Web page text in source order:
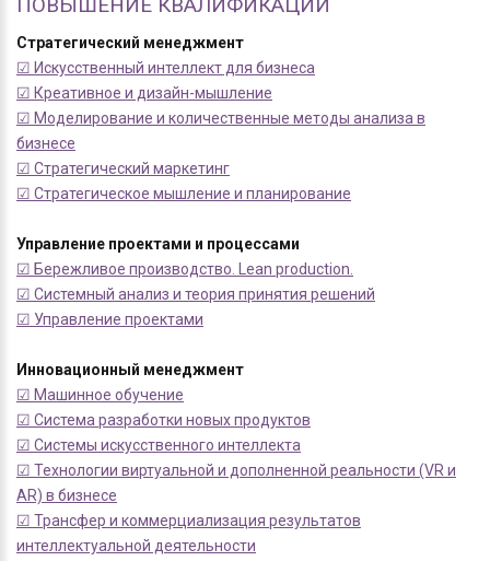
Стратегический менеджмент
☑ Искусственный интеллект для бизнеса
☑ Креативное и дизайн-мышление
☑ Моделирование и количественные методы анализа в
бизнесе
☑ Стратегический маркетинг
☑ Стратегическое мышление и планирование
Управление проектами и процессами
☑ Бережливое производство. Lean production.
☑ Системный анализ и теория принятия решений
☑ Управление проектами
Инновационный менеджмент
☑ Машинное обучение
☑ Система разработки новых продуктов
☑ Системы искусственного интеллекта
☑ Технологии виртуальной и дополненной реальности (VR и
AR) в бизнесе
☑ Трансфер и коммерциализация результатов
интеллектуальной деятельности